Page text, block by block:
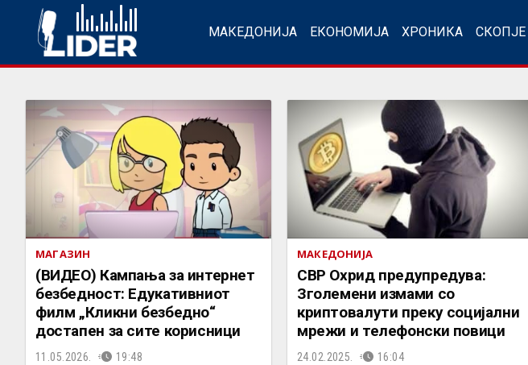
МАКЕДОНИЈА ЕКОНОМИЈА ХРОНИКА СКОПЈЕ
МАГАЗИН
(ВИДЕО) Кампања за интернет
безбедност: Едукативниот
филм „Кликни безбедно“
достапен за сите корисници
11.05.2026. 19:48
МАКЕДОНИЈА
СВР Охрид предупредува:
Зголемени измами со
криптовалути преку социјални
мрежи и телефонски повици
24.02.2025. 16:04